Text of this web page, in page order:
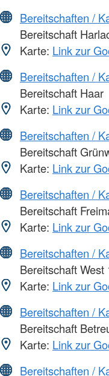
Bereitschaften /
Bereitschaft
Karte: Link zur
Bereitschaften /
Bereitschaft Haar
Karte: Link zur
Bereitschaften /
Bereitschaft
Karte: Link zur
Bereitschaften /
Bereitschaft
Karte: Link zur
Bereitschaften /
Bereitschaft West
Karte: Link zur
Bereitschaften /
Bereitschaft
Karte: Link zur
Bereitschaften /